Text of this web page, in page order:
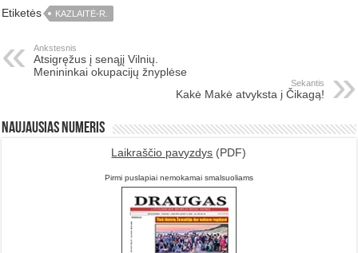
Etiketės KAZLAITĖ-R.
Ankstesnis
Atsigręžus į senąjį Vilnių.
Menininkai okupacijų žnyplėse
Sekantis
Kakė Makė atvyksta į Čikagą!
Naujausias numeris
Laikraščio pavyzdys (PDF)
Pirmi puslapiai nemokamai smalsuoliams